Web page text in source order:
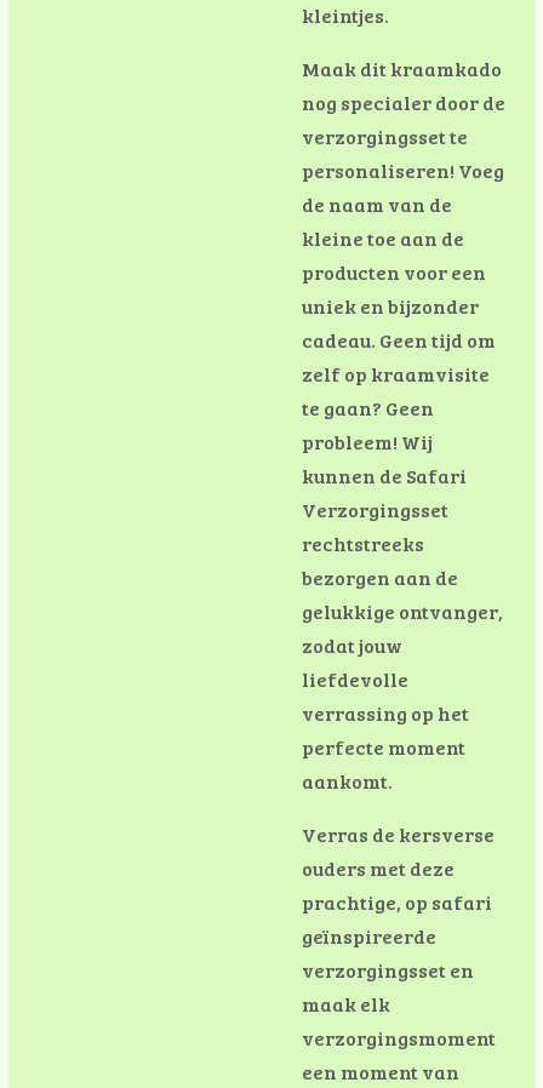
kleintjes.
Maak dit kraamkado
nog specialer door de
verzorgingsset te
personaliseren! Voeg
de naam van de
kleine toe aan de
producten voor een
uniek en bijzonder
cadeau. Geen tijd om
zelf op kraamvisite
te gaan? Geen
probleem! Wij
kunnen de Safari
Verzorgingsset
rechtstreeks
bezorgen aan de
gelukkige ontvanger,
zodat jouw
liefdevolle
verrassing op het
perfecte moment
aankomt.
Verras de kersverse
ouders met deze
prachtige, op safari
geïnspireerde
verzorgingsset en
maak elk
verzorgingsmoment
een moment van